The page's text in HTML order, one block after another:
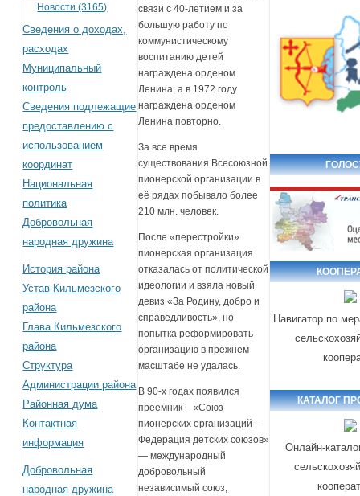
Новости (3165)
Сведения о доходах,
расходах
Муниципальный
контроль
Сведения подлежащие
предоставлению с
использованием
координат
Национальная
политика
Добровольная
народная дружина
История района
Устав Кильмезского
района
Глава Кильмезского
района
Структура
Администрации района
Районная дума
Контактная
информация
Добровольная
народная дружина
связи с 40-летием и за
большую работу по
коммунистическому
воспитанию детей
награждена орденом
Ленина, а в 1972 году
награждена орденом
Ленина повторно.
За все время
существования Всесоюзной
пионерской организации в
её рядах побывало более
210 млн. человек.
После «перестройки»
пионерская организация
отказалась от политической
идеологии и взяла новый
девиз «За Родину, добро и
справедливость», но
попытка реформировать
организацию в прежнем
масштабе не удалась.
В 90-х годах появился
преемник – «Союз
пионерских организаций –
Федерация детских союзов»
— международный
добровольный
независимый союз,
Навигатор по
КАТАЛОГ
Онлайн-